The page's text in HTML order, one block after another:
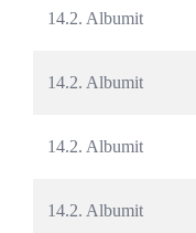
14.2. Albumit
14.2. Albumit
14.2. Albumit
14.2. Albumit